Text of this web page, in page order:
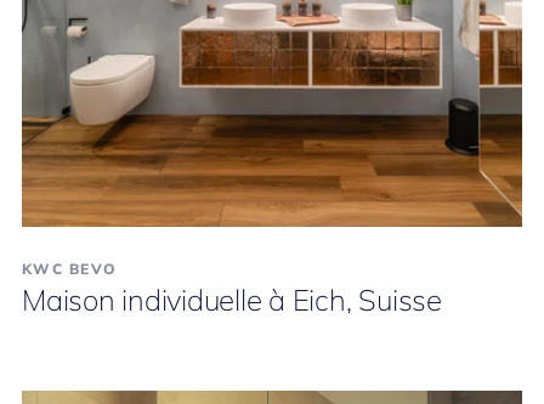
KWC BEVO
Maison individuelle à Eich, Suisse